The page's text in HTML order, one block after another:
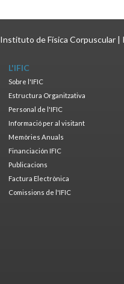
Instituto de Física Corpuscular |
L'IFIC
Sobre l'IFIC
Estructura Organitzativa
Personal de l'IFIC
Informació per al visitant
Memòries Anuals
Financiación IFIC
Publicacions
Factura Electrònica
Comissions de l'IFIC